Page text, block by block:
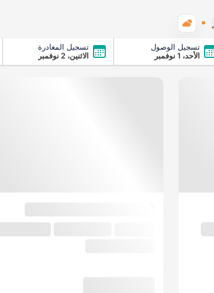
تسجيل الوصول
الأحد، 1 نوفمبر
تسجيل المغادرة
الاثنين، 2 نوفمبر